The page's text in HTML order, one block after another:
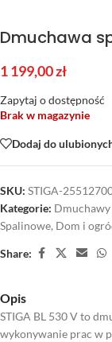
Dmuchawa
1 199,00zł
Zapytaj o dostępność
Brak w magazynie
Dodaj do
SKU: STIGA-
Kategorie:
Spalinowe, Dom i
Share:
Opis
STIGA BL 530 V to
wykonywanie prac w